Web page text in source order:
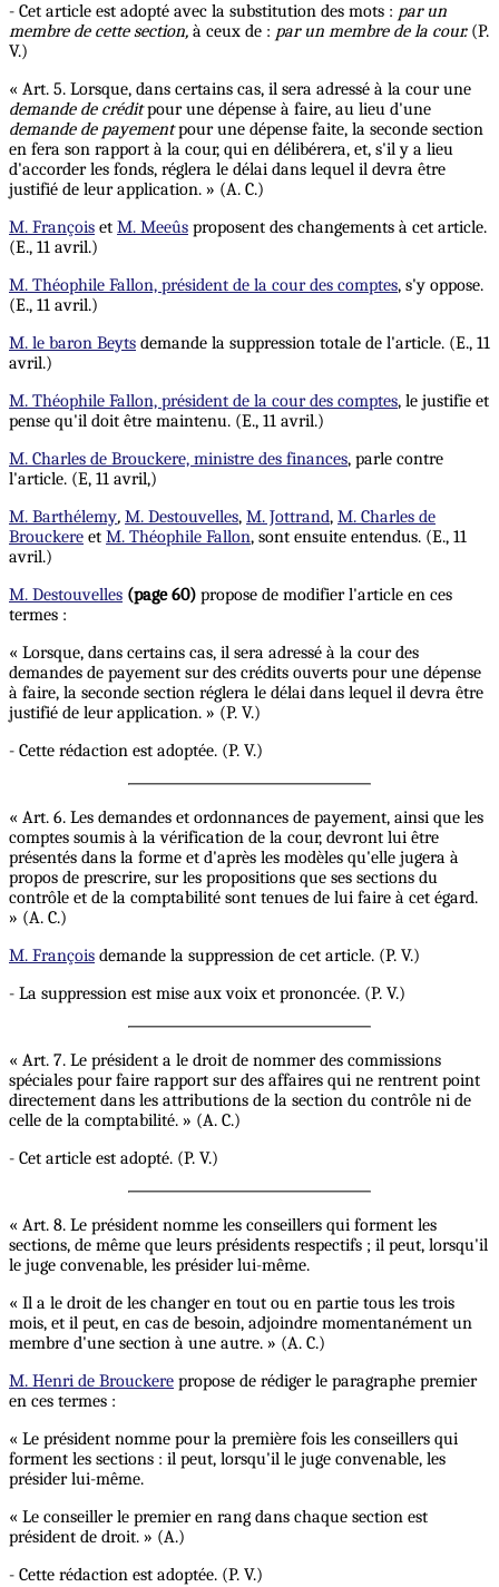
- Cet article est adopté avec la substitution des mots : par un
membre de cette section, à ceux de : par un membre de la cour.(P.
V.)
« Art. 5. Lorsque, dans certains cas, il sera adressé à la cour une
demande de créditpour une dépense à faire, au lieu d'une
demande de payementpour une dépense faite, la seconde section
en fera son rapport à la cour, qui en délibérera, et, s'il y a lieu
d'accorder les fonds, réglera le délai dans lequel il devra être
justifié de leur application. » (A. C.)
M. François et M. Meeûs proposent des changements à cet article.
(E., 11 avril.)
M. Théophile Fallon, président de la cour des comptes, s'y oppose.
(E., 11 avril.)
M. le baron Beyts demande la suppression totale de l'article. (E., 11
avril.)
M. Théophile Fallon, président de la cour des comptes, le justifie et
pense qu'il doit être maintenu. (E., 11 avril.)
M. Charles de Brouckere, ministre des finances, parle contre
l'article. (E, 11 avril,)
M. Barthélemy, M. Destouvelles, M. Jottrand, M. Charles de
Brouckere et M. Théophile Fallon, sont ensuite entendus. (E., 11
avril.)
M. Destouvelles (page 60) propose de modifier l'article en ces
termes :
« Lorsque, dans certains cas, il sera adressé à la cour des
demandes de payement sur des crédits ouverts pour une dépense
à faire, la seconde section réglera le délai dans lequel il devra être
justifié de leur application. » (P. V.)
- Cette rédaction est adoptée. (P. V.)
« Art. 6. Les demandes et ordonnances de payement, ainsi que les
comptes soumis à la vérification de la cour, devront lui être
présentés dans la forme et d'après les modèles qu'elle jugera à
propos de prescrire, sur les propositions que ses sections du
contrôle et de la comptabilité sont tenues de lui faire à cet égard.
» (A. C.)
M. François demande la suppression de cet article. (P. V.)
- La suppression est mise aux voix et prononcée. (P. V.)
« Art. 7. Le président a le droit de nommer des commissions
spéciales pour faire rapport sur des affaires qui ne rentrent point
directement dans les attributions de la section du contrôle ni de
celle de la comptabilité. » (A. C.)
- Cet article est adopté. (P. V.)
« Art. 8. Le président nomme les conseillers qui forment les
sections, de même que leurs présidents respectifs ; il peut, lorsqu'il
le juge convenable, les présider lui-même.
« Il a le droit de les changer en tout ou en partie tous les trois
mois, et il peut, en cas de besoin, adjoindre momentanément un
membre d'une section à une autre. » (A. C.)
M. Henri de Brouckere propose de rédiger le paragraphe premier
en ces termes :
« Le président nomme pour la première fois les conseillers qui
forment les sections : il peut, lorsqu'il le juge convenable, les
présider lui-même.
« Le conseiller le premier en rang dans chaque section est
président de droit. » (A.)
- Cette rédaction est adoptée. (P. V.)